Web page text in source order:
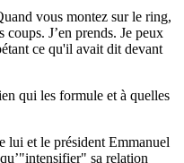
vous montez sur le ring,
J’en prends. Je peux
ce qu'il avait dit devant
qui les formule et à quelles
lui et le président Emmanuel
sa relation